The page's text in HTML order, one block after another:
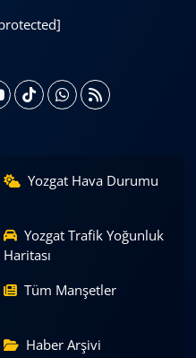
Yozgat Hava Durumu
Yozgat Trafik Yoğunluk
Haritası
Tüm Manşetler
Haber Arşivi